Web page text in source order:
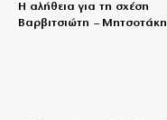
Η αλήθεια για τη σχέση
Βαρβιτσιώτη – Μητσοτάκη